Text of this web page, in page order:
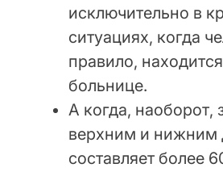
исключительно в
ситуациях, когда
правило,
больнице.
А когда, наоборот,
верхним и нижним
составляет более